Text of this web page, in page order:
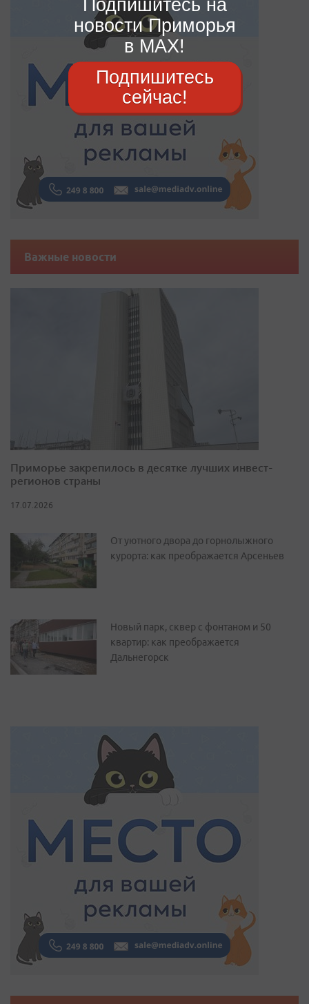
Важные новости
Приморье закрепилось в десятке лучших инвест-
регионов страны
17.07.2026
От уютного двора до горнолыжного
курорта: как преображается Арсеньев
Новый парк, сквер с фонтаном и 50
квартир: как преображается
Дальнегорск
Подпишитесь на
новости Приморья
в MAX!
Подпишитесь
сейчас!